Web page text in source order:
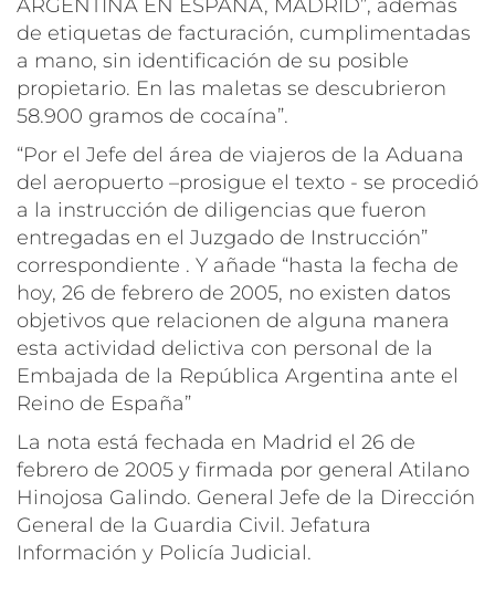
ARGENTINA EN ESPAÑA, MADRID”, además
de etiquetas de facturación, cumplimentadas
a mano, sin identificación de su posible
propietario. En las maletas se descubrieron
58.900 gramos de cocaína”.
“Por el Jefe del área de viajeros de la Aduana
del aeropuerto –prosigue el texto - se procedió
a la instrucción de diligencias que fueron
entregadas en el Juzgado de Instrucción”
correspondiente . Y añade “hasta la fecha de
hoy, 26 de febrero de 2005, no existen datos
objetivos que relacionen de alguna manera
esta actividad delictiva con personal de la
Embajada de la República Argentina ante el
Reino de España”
La nota está fechada en Madrid el 26 de
febrero de 2005 y firmada por general Atilano
Hinojosa Galindo. General Jefe de la Dirección
General de la Guardia Civil. Jefatura
Información y Policía Judicial.